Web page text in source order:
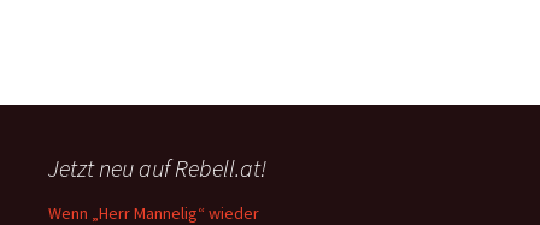
Jetzt neu auf Rebell.at!
Wenn „Herr Mannelig“ wieder